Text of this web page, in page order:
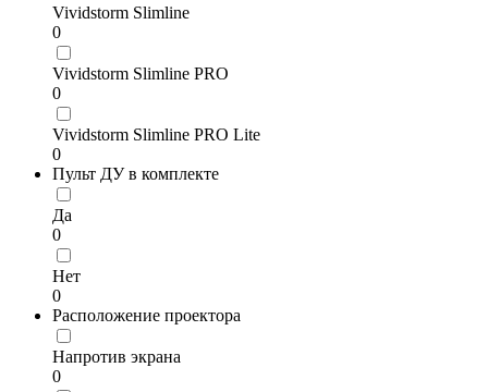
Vividstorm Slimline
0
Vividstorm Slimline PRO
0
Vividstorm Slimline PRO Lite
0
Пульт ДУ в комплекте
Да
0
Нет
0
Расположение проектора
Напротив экрана
0